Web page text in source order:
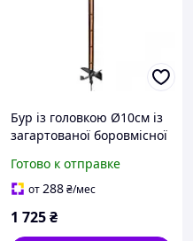
Бур із головкою Ø10см із
загартованої боровмісної
Готово к отправке
от288₴/мес
1 725₴